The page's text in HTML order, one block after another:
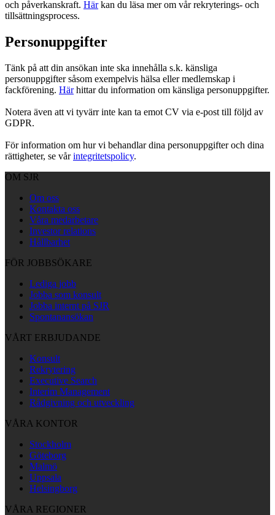
och påverkanskraft. Härkan du läsa mer om vår rekryterings- och
tillsättningsprocess.
Personuppgifter
Tänk på att din ansökan inte ska innehålla s.k. känsliga
personuppgifter såsom exempelvis hälsa eller medlemskap i
fackförening. Härhittar du information om känsliga personuppgifter.
Notera även att vi tyvärr inte kan ta emot CV via e-post till följd av
GDPR.
För information om hur vi behandlar dina personuppgifter och dina
rättigheter, se vårintegritetspolicy.
OM SJR
Om oss
Kontakta oss
Våra medarbetare
Investor relations
Hållbarhet
FÖR JOBBSÖKARE
Lediga jobb
Jobba som konsult
Jobba internt på SJR
Spontanansökan
VÅRT ERBJUDANDE
Konsult
Rekrytering
Executive Search
Interim Management
Rådgivning och utveckling
VÅRA KONTOR
Stockholm
Göteborg
Malmö
Uppsala
Helsingborg
VÅRA REGIONER